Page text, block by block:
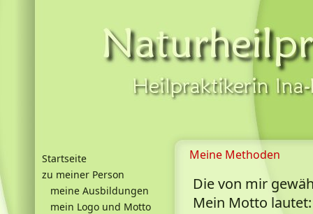
Startseite
zu meiner Person
meine Ausbildungen
mein Logo und Motto
Meine Methoden
Die von mir
Mein Motto